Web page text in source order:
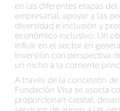
en las diferentes etapas
empresarial, apoyar a las
diversidad e inclusión y
económico inclusivo. Un
influir en el sector en
inversión con perspectiva
un nicho a la corriente
A través de la concesión
Fundación Visa se asocia
proporcionan capital,
servicios de apoyo a las